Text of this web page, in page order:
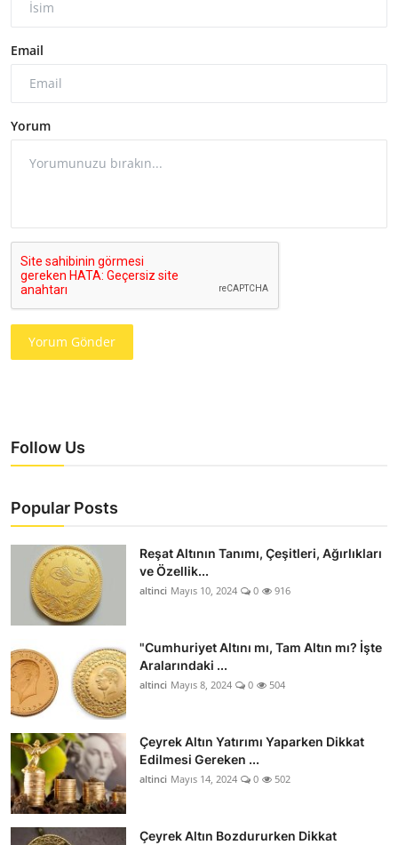
Email
Yorum
Yorum Gönder
Follow Us
Popular Posts
Reşat Altının Tanımı, Çeşitleri, Ağırlıkları
ve Özellik...
altinci Mayıs 10, 2024 0 916
"Cumhuriyet Altını mı, Tam Altın mı? İşte
Aralarındaki ...
altinci Mayıs 8, 2024 0 504
Çeyrek Altın Yatırımı Yaparken Dikkat
Edilmesi Gereken ...
altinci Mayıs 14, 2024 0 502
Çeyrek Altın Bozdururken Dikkat